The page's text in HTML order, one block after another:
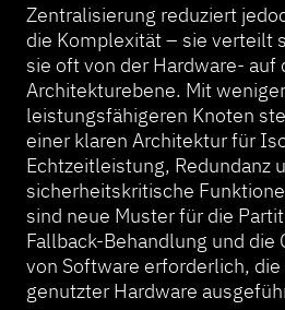
Zentralisierung reduziert
die Komplexität – sie verteilt
sie oft von der Hardware- auf
Architekturebene. Mit
leistungsfähigeren Knoten
einer klaren Architektur für
Echtzeitleistung, Redundanz
sicherheitskritische
sind neue Muster für die
Fallback-Behandlung und die
von Software erforderlich,
genutzter Hardware